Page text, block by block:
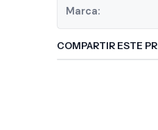
Marca:
COMPARTIR ESTE